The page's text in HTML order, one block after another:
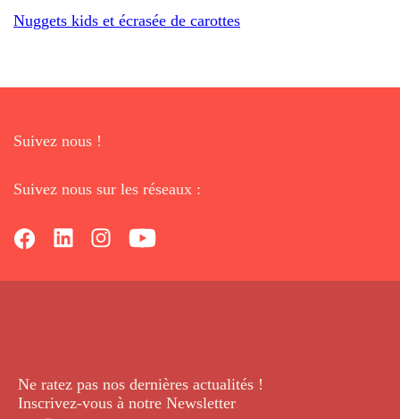
Nuggets kids et écrasée de carottes
Suivez nous !
Suivez nous sur les réseaux :
Ne ratez pas nos dernières actualités !
Inscrivez-vous à notre Newsletter.